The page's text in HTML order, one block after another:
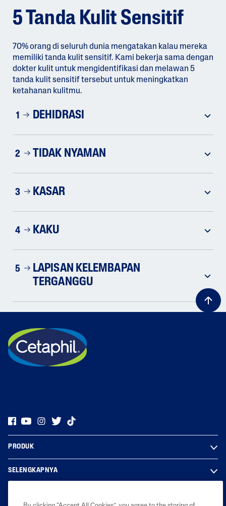
5 Tanda Kulit Sensitif
70% orang di seluruh dunia mengatakan kalau mereka
memiliki tanda kulit sensitif. Kami bekerja sama dengan
dokter kulit untuk mengidentifikasi dan melawan 5
tanda kulit sensitif tersebut untuk meningkatkan
ketahanan kulitmu.
1 DEHIDRASI
2 TIDAK NYAMAN
3 KASAR
4 KAKU
5
LAPISAN KELEMBAPAN
TERGANGGU
PRODUK
SELENGKAPNYA